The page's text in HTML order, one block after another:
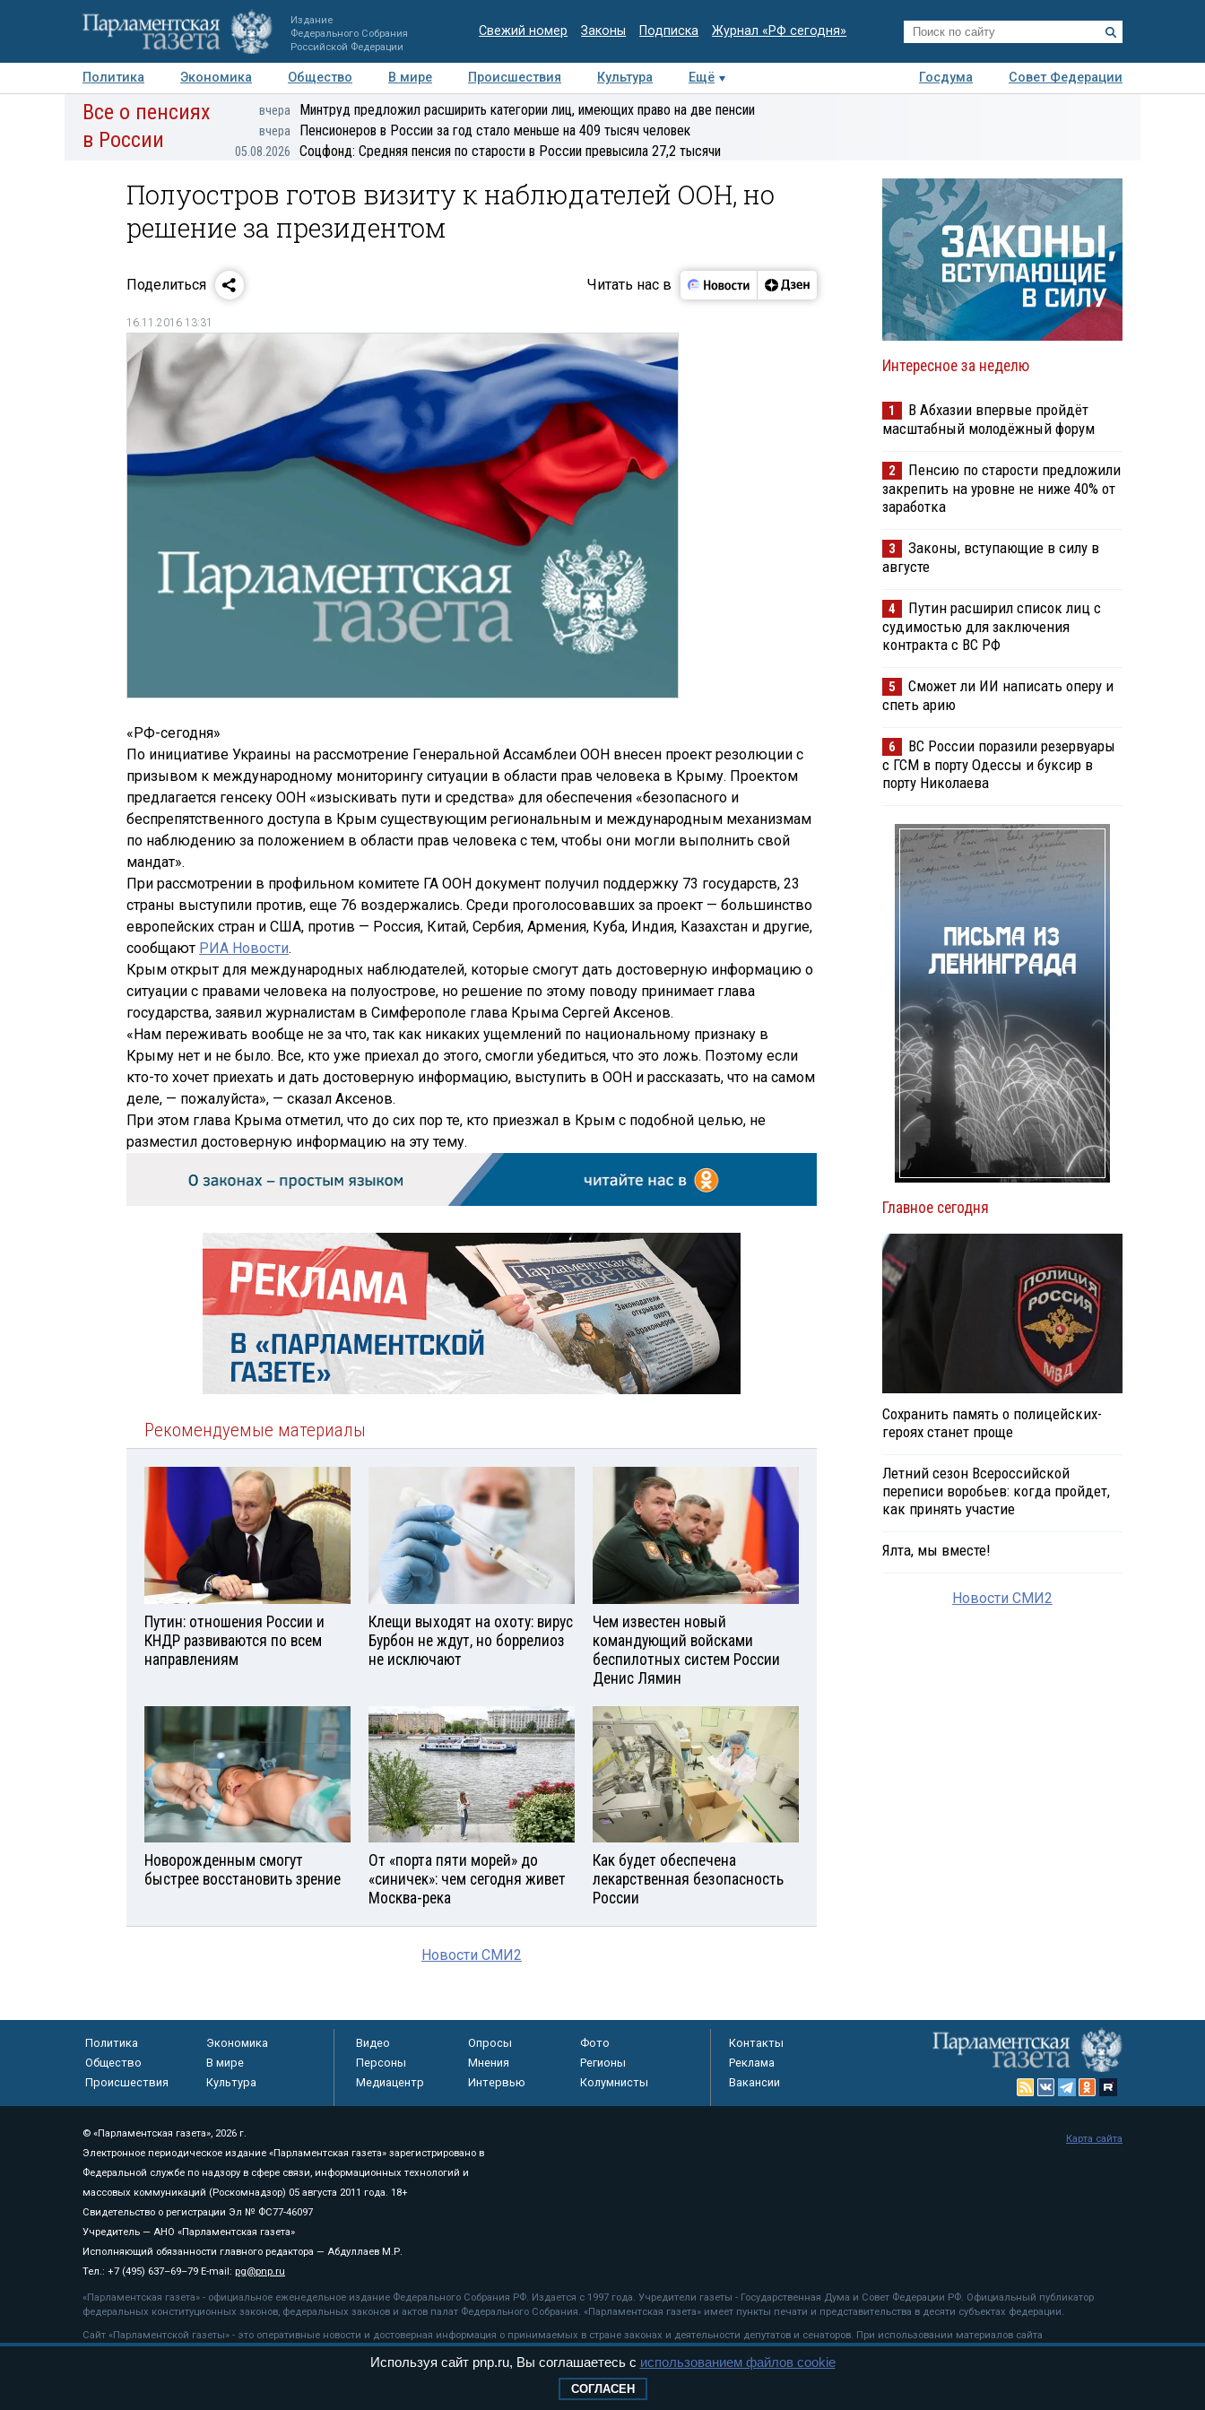
Издание
Федерального Собрания
Российской Федерации
Свежий номер Законы Подписка Журнал «РФ сегодня»
Политика Экономика Общество В мире Происшествия Культура Ещё Госдума
Совет Федерации
Авторы Персоны Мнения Регионы Медиацентр Интервью Колумнисты
Деловая
Все о пенсиях
в России
вчера Минтруд предложил расширить категории лиц, имеющих право на две пенсии
вчера Пенсионеров в России за год стало меньше на 409 тысяч человек
05.08.2026 Соцфонд: Средняя пенсия по старости в России превысила 27,2 тысячи
Полуостров готов визиту к наблюдателей ООН, но
решение за президентом
Поделиться Читать нас в
16.11.2016 13:31
«РФ-сегодня»
По инициативе Украины на рассмотрение Генеральной Ассамблеи ООН внесен проект резолюции с
призывом к международному мониторингу ситуации в области прав человека в Крыму. Проектом
предлагается генсеку ООН «изыскивать пути и средства» для обеспечения «безопасного и
беспрепятственного доступа в Крым существующим региональным и международным механизмам
по наблюдению за положением в области прав человека с тем, чтобы они могли выполнить свой
мандат».
При рассмотрении в профильном комитете ГА ООН документ получил поддержку 73 государств, 23
страны выступили против, еще 76 воздержались. Среди проголосовавших за проект — большинство
европейских стран и США, против — Россия, Китай, Сербия, Армения, Куба, Индия, Казахстан и другие,
сообщают РИА Новости.
Крым открыт для международных наблюдателей, которые смогут дать достоверную информацию о
ситуации с правами человека на полуострове, но решение по этому поводу принимает глава
государства, заявил журналистам в Симферополе глава Крыма Сергей Аксенов.
«Нам переживать вообще не за что, так как никаких ущемлений по национальному признаку в
Крыму нет и не было. Все, кто уже приехал до этого, смогли убедиться, что это ложь. Поэтому если
кто-то хочет приехать и дать достоверную информацию, выступить в ООН и рассказать, что на самом
деле, — пожалуйста», — сказал Аксенов.
При этом глава Крыма отметил, что до сих пор те, кто приезжал в Крым с подобной целью, не
разместил достоверную информацию на эту тему.
Рекомендуемые материалы
Путин: отношения России и
КНДР развиваются по всем
направлениям
Клещи выходят на охоту: вирус
Бурбон не ждут, но боррелиоз
не исключают
Чем известен новый
командующий войсками
беспилотных систем России
Денис Лямин
Новорожденным смогут
быстрее восстановить зрение
От «порта пяти морей» до
«синичек»: чем сегодня живет
Москва-река
Как будет обеспечена
лекарственная безопасность
России
Новости СМИ2
Интересное за неделю
1
В Абхазии впервые пройдёт
масштабный молодёжный форум
2
Пенсию по старости предложили
закрепить на уровне не ниже 40% от
заработка
3
Законы, вступающие в силу в
августе
4
Путин расширил список лиц с
судимостью для заключения
контракта с ВС РФ
5
Сможет ли ИИ написать оперу и
спеть арию
6
ВС России поразили резервуары
с ГСМ в порту Одессы и буксир в
порту Николаева
Главное сегодня
Сохранить память о полицейских-
героях станет проще
Летний сезон Всероссийской
переписи воробьев: когда пройдет,
как принять участие
Ялта, мы вместе!
Новости СМИ2
Политика
Экономика
Общество
В мире
Происшествия
Культура
Видео Опросы
Фото
Персоны
Мнения
Регионы
Медиацентр
Интервью Колумнисты
Контакты
Реклама
Вакансии
© «Парламентская газета», 2026 г.
Электронное периодическое издание «Парламентская газета» зарегистрировано в
Федеральной службе по надзору в сфере связи, информационных технологий и
массовых коммуникаций (Роскомнадзор) 05 августа 2011 года. 18+
Свидетельство о регистрации Эл № ФС77-46097
Учредитель — АНО «Парламентская газета»
Исполняющий обязанности главного редактора — Абдуллаев М.Р.
Тел.: +7 (495) 637–69–79 E-mail: pg@pnp.ru
«Парламентская газета» - официальное еженедельное издание Федерального Собрания РФ. Издается с 1997 года. Учредители газеты - Государственная Дума и Совет Федерации РФ. Официальный публикатор
федеральных конституционных законов, федеральных законов и актов палат Федерального Собрания. «Парламентская газета» имеет пункты печати и представительства в десяти субъектах федерации.
Сайт «Парламентской газеты» - это оперативные новости и достоверная информация о принимаемых в стране законах и деятельности депутатов и сенаторов. При использовании материалов сайта
«Парламентской газеты» активная ссылка на pnp.ru обязательна.
рекомендательные технологии
Карта сайта
Используя сайт pnp.ru, Вы соглашаетесь с использованием файлов cookie
СОГЛАСЕН